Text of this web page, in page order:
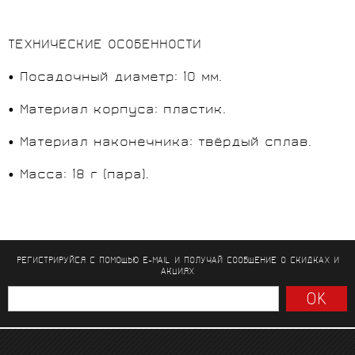
ТЕХНИЧЕСКИЕ ОСОБЕННОСТИ
• Посадочный диаметр: 10 мм.
• Материал корпуса: пластик.
• Материал наконечника: твёрдый сплав.
• Масса: 18 г (пара).
РЕГИСТРИРУЙСЯ С ПОМОЩЬЮ E-MAIL И ПОЛУЧАЙ СООБЩЕНИЕО СКИДКАХ И
АКЦИЯХ